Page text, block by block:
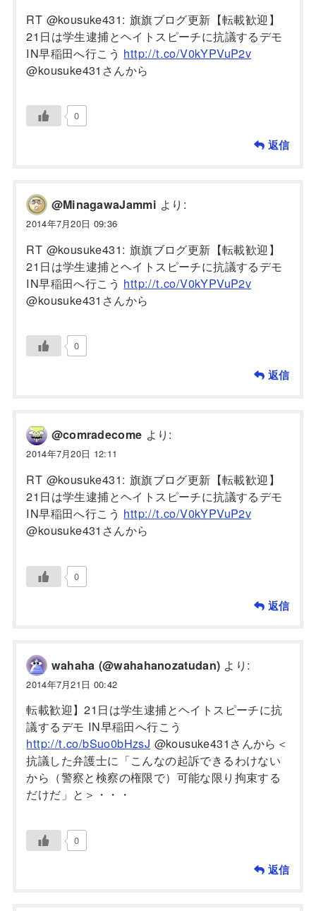
RT @kousuke431: 旗旗ブログ更新【転載歓迎】
21日は学生逮捕とヘイトスピーチに抗議するデモ
IN早稲田へ行こう http://t.co/V0kYPVuP2v
@kousuke431さんから
0
返信
@MinagawaJammi より:
2014年7月20日 09:36
RT @kousuke431: 旗旗ブログ更新【転載歓迎】
21日は学生逮捕とヘイトスピーチに抗議するデモ
IN早稲田へ行こう http://t.co/V0kYPVuP2v
@kousuke431さんから
0
返信
@comradecome より:
2014年7月20日 12:11
RT @kousuke431: 旗旗ブログ更新【転載歓迎】
21日は学生逮捕とヘイトスピーチに抗議するデモ
IN早稲田へ行こう http://t.co/V0kYPVuP2v
@kousuke431さんから
0
返信
wahaha (@wahahanozatudan) より:
2014年7月21日 00:42
転載歓迎】21日は学生逮捕とヘイトスピーチに抗
議するデモ IN早稲田へ行こう
http://t.co/bSuo0bHzsJ @kousuke431さんから＜
抗議した弁護士に「こんなの起訴できるわけない
から（警察と検察の権限で）可能な限り拘束する
だけだ」と＞・・・
0
返信